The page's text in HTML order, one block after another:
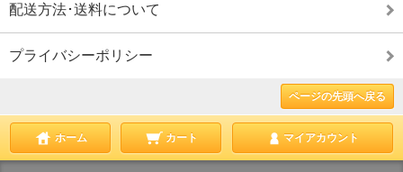
配送方法･送料について
プライバシーポリシー
ページの先頭へ戻る
ホーム カート マイアカウント